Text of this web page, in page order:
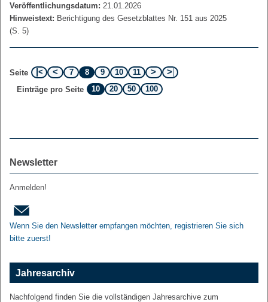
Veröffentlichungsdatum: 21.01.2026
Hinweistext: Berichtigung des Gesetzblattes Nr. 151 aus 2025
(S. 5)
Seite 7 8 9 10
11
Einträge pro Seite
10 20 50 100
Newsletter
Anmelden!
Wenn Sie den Newsletter empfangen möchten, registrieren Sie sich
bitte zuerst!
Jahresarchiv
Nachfolgend finden Sie die vollständigen Jahresarchive zum